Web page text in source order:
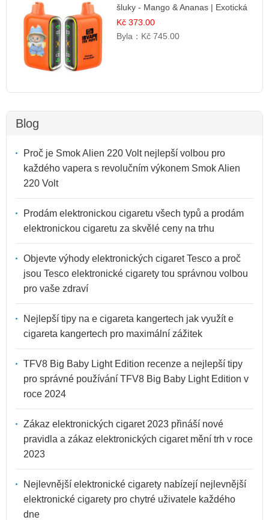
šluky - Mango & Ananas | Exotická
ovocná směs
Kč 373.00
Byla： Kč 745.00
Blog
Proč je Smok Alien 220 Volt nejlepší volbou pro
každého vapera s revolučním výkonem Smok Alien
220 Volt
Prodám elektronickou cigaretu všech typů a prodám
elektronickou cigaretu za skvělé ceny na trhu
Objevte výhody elektronických cigaret Tesco a proč
jsou Tesco elektronické cigarety tou správnou volbou
pro vaše zdraví
Nejlepší tipy na e cigareta kangertech jak využít e
cigareta kangertech pro maximální zážitek
TFV8 Big Baby Light Edition recenze a nejlepší tipy
pro správné používání TFV8 Big Baby Light Edition v
roce 2024
Zákaz elektronických cigaret 2023 přináší nové
pravidla a zákaz elektronických cigaret mění trh v roce
2023
Nejlevnější elektronické cigarety nabízejí nejlevnější
elektronické cigarety pro chytré uživatele každého
dne